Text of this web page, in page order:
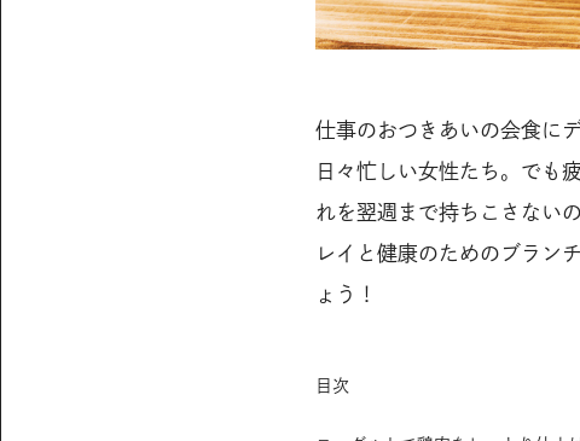
仕事のおつきあいの会食に
日々忙しい女性たち。でも
れを翌週まで持ちこさない
レイと健康のためのブラン
ょう！
目次